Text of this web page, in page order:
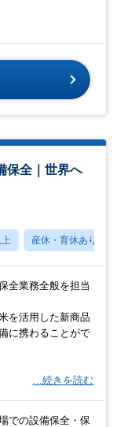
保全｜世界へ
産休・育休あり
全業務全般を担当
を活用した新商品
に携わることがで
…続きを読む
での設備保全・保